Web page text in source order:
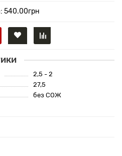
540.00грн
2,5 - 2
27,5
без СОЖ